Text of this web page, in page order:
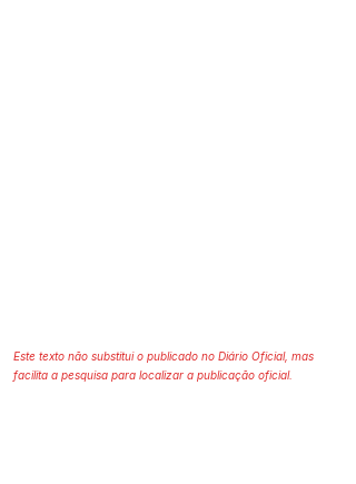
Este texto não substitui o publicado no Diário Oficial, mas
facilita a pesquisa para localizar a publicação oficial.